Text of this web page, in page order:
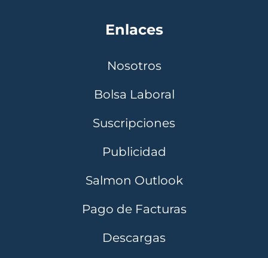
Enlaces
Nosotros
Bolsa Laboral
Suscripciones
Publicidad
Salmon Outlook
Pago de Facturas
Descargas